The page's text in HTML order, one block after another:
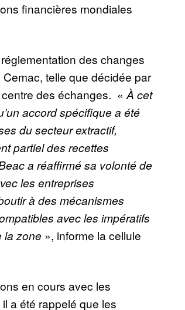
financières mondiales
des changes
telle que décidée par
des échanges. « À cet
accord spécifique a été
du secteur extractif,
partiel des recettes
a réaffirmé sa volonté de
les entreprises
à des mécanismes
avec les impératifs
la zone», informe la cellule
en cours avec les
a été rappelé que les